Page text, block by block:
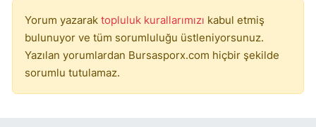
Yorum yazarak topluluk kurallarımızı kabul etmiş
bulunuyor ve tüm sorumluluğu üstleniyorsunuz.
Yazılan yorumlardan Bursasporx.com hiçbir şekilde
sorumlu tutulamaz.